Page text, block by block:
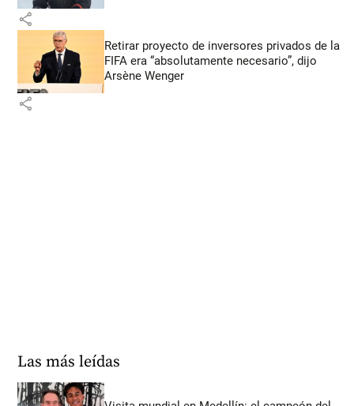
share
Retirar proyecto de inversores privados de la
FIFA era “absolutamente necesario”, dijo
Arsène Wenger
share
Las más leídas